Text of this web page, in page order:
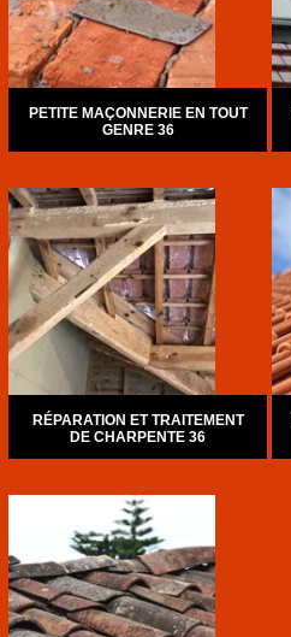
PETITE MAÇONNERIE EN TOUT
GENRE 36
RÉPARATION ET TRAITEMENT
DE CHARPENTE 36